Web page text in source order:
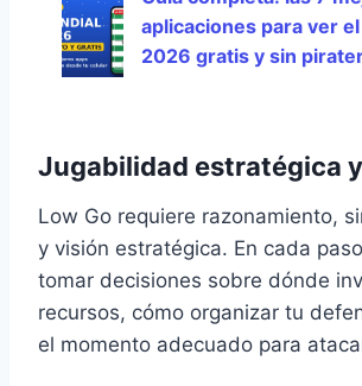
aplicaciones para ver
2026 gratis y sin
Jugabilidad estratégica
Low Go requiere razonamiento,
y visión estratégica. En cada
tomar decisiones sobre dónde
recursos, cómo organizar tu
el momento adecuado para